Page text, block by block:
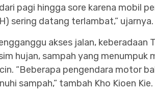
pagi hingga sore karena mobil
sering datang terlambat,” ujarnya.
akses jalan, keberadaan
hujan, sampah yang menumpuk
“Beberapa pengendara motor
sampah,” tambah Kho Kioen Kie.